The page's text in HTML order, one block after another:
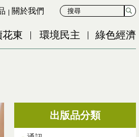
關於我們
花東 環境民主 綠色經濟
出版品分類